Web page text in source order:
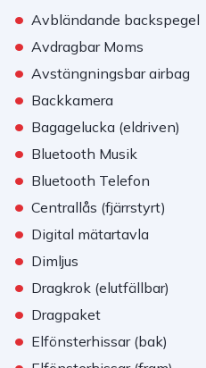
• Avbländande backspegel
• Avdragbar Moms
• Avstängningsbar airbag
• Backkamera
• Bagagelucka (eldriven)
• Bluetooth Musik
• Bluetooth Telefon
• Centrallås (fjärrstyrt)
• Digital mätartavla
• Dimljus
• Dragkrok (elutfällbar)
• Dragpaket
• Elfönsterhissar (bak)